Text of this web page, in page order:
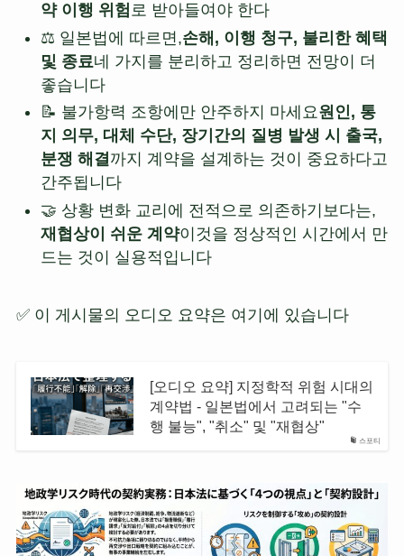
약 이행 위험로 받아들여야 한다
⚖️ 일본법에 따르면,손해, 이행 청구, 불리한 혜택
및 종료네 가지를 분리하고 정리하면 전망이 더
좋습니다
📝 불가항력 조항에만 안주하지 마세요원인, 통
지 의무, 대체 수단, 장기간의 질병 발생 시 출국,
분쟁 해결까지 계약을 설계하는 것이 중요하다고
간주됩니다
🤝 상황 변화 교리에 전적으로 의존하기보다는,
재협상이 쉬운 계약이것을 정상적인 시간에서 만
드는 것이 실용적입니다
✅ 이 게시물의 오디오 요약은 여기에 있습니다
스포티
[오디오 요약] 지정학적 위험 시대의
계약법 - 일본법에서 고려되는 "수
행 불능", "취소" 및 "재협상"